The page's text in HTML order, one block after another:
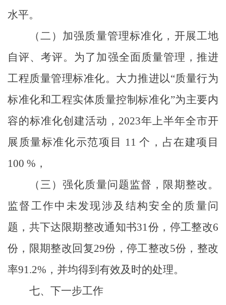
水平。
（二）加强质量管理标准化，开展工地
自评、考评。为了加强全面质量管理，推进
工程质量管理标准化。大力推进以“质量行为
标准化和工程实体质量控制标准化”为主要内
容的标准化创建活动，2023年上半年全市开
展质量标准化示范项目 11 个，占在建项目
100 %，
（三）强化质量问题监督，限期整改。
监督工作中未发现涉及结构安全的质量问
题，共下达限期整改通知书31份，停工整改6
份，限期整改回复29份，停工整改5份，整改
率91.2%，并均得到有效及时的处理。
七、 下一步工作